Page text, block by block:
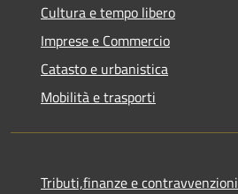
Cultura e tempo libero
Imprese e Commercio
Catasto e urbanistica
Mobilità e trasporti
Tributi,finanze e contravvenzioni